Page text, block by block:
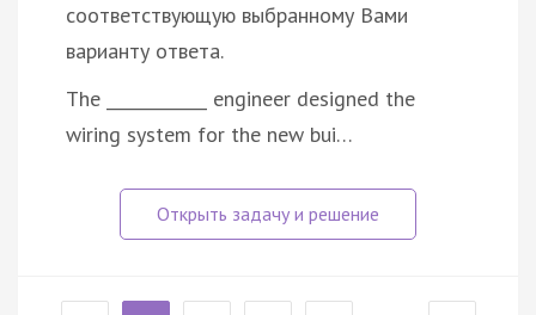
соответствующую выбранному Вами
варианту ответа.
The ____________ engineer designed the
wiring system for the new bui…